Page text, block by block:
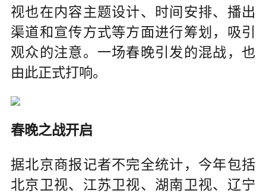
视也在内容主题设计、时间安排、播出
渠道和宣传方式等方面进行筹划，吸引
观众的注意。一场春晚引发的混战，也
由此正式打响。
春晚之战开启
据北京商报记者不完全统计，今年包括
北京卫视、江苏卫视、湖南卫视、辽宁